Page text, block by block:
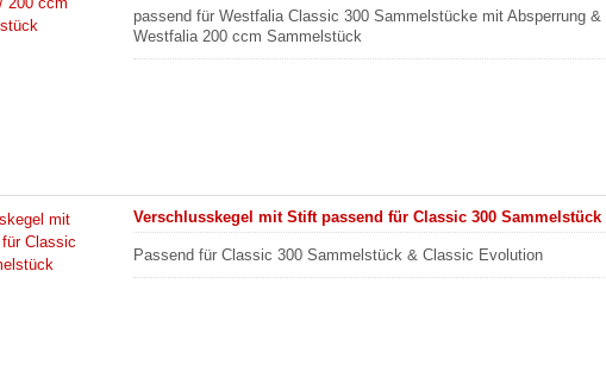
passend für Westfalia Classic 300 Sammelstücke mit Absperrung &
Westfalia 200 ccm Sammelstück
Verschlusskegel mit Stift passend für Classic 300 Sammelstück
Passend für Classic 300 Sammelstück & Classic Evolution